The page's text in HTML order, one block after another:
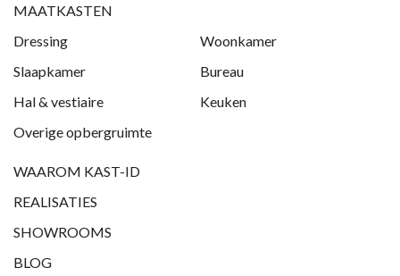
MAATKASTEN
Dressing
Woonkamer
Slaapkamer
Bureau
Hal & vestiaire
Keuken
Overige opbergruimte
WAAROM KAST-ID
REALISATIES
SHOWROOMS
BLOG